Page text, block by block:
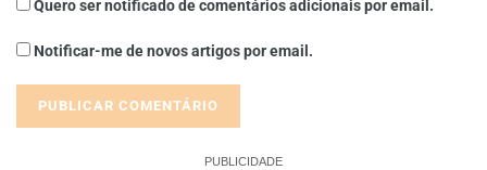
Quero ser notificado de comentários adicionais por email.
Notificar-me de novos artigos por email.
PUBLICIDADE